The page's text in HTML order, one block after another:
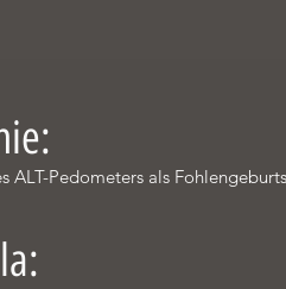
ALT-Pedometers als